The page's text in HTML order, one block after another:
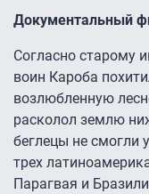
Документальный
Согласно старому
воин Кароба
возлюбленную
расколол землю
беглецы не смогли
трех
Парагвая и